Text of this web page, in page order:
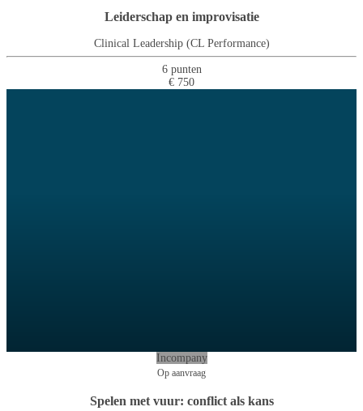
Leiderschap en improvisatie
Clinical Leadership (CL Performance)
6 punten
€ 750
Incompany
Op aanvraag
Spelen met vuur: conflict als kans